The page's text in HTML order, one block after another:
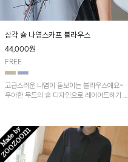
삼각 숄 나염스카프 블라우스
44,000원
FREE
고급스러운 나염이 돋보이는 블라우스예요~
우아한 무드의 숄 디자인으로 레이어드하기 좋